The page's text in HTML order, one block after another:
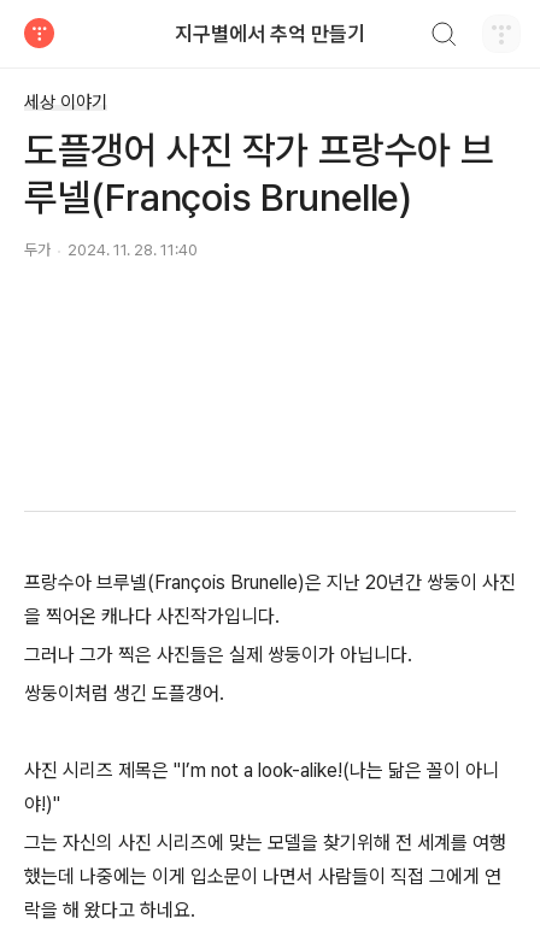
지구별에서 추억 만들기
세상 이야기
도플갱어 사진 작가 프랑수아 브
루넬(François Brunelle)
두가 2024. 11. 28. 11:40
프랑수아 브루넬(François Brunelle)은 지난 20년간 쌍둥이 사진
을 찍어온 캐나다 사진작가입니다.
그러나 그가 찍은 사진들은 실제 쌍둥이가 아닙니다.
쌍둥이처럼 생긴 도플갱어.
사진 시리즈 제목은 "I’m not a look-alike!(나는 닮은 꼴이 아니
야!)"
그는 자신의 사진 시리즈에 맞는 모델을 찾기위해 전 세계를 여행
했는데 나중에는 이게 입소문이 나면서 사람들이 직접 그에게 연
락을 해 왔다고 하네요.